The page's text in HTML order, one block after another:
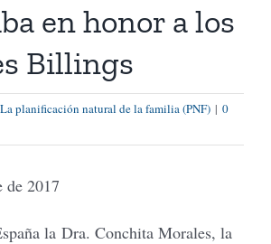
en honor a los
Billings
La planificación natural de la familia (PNF) | 0
de 2017
la Dra. Conchita Morales, la